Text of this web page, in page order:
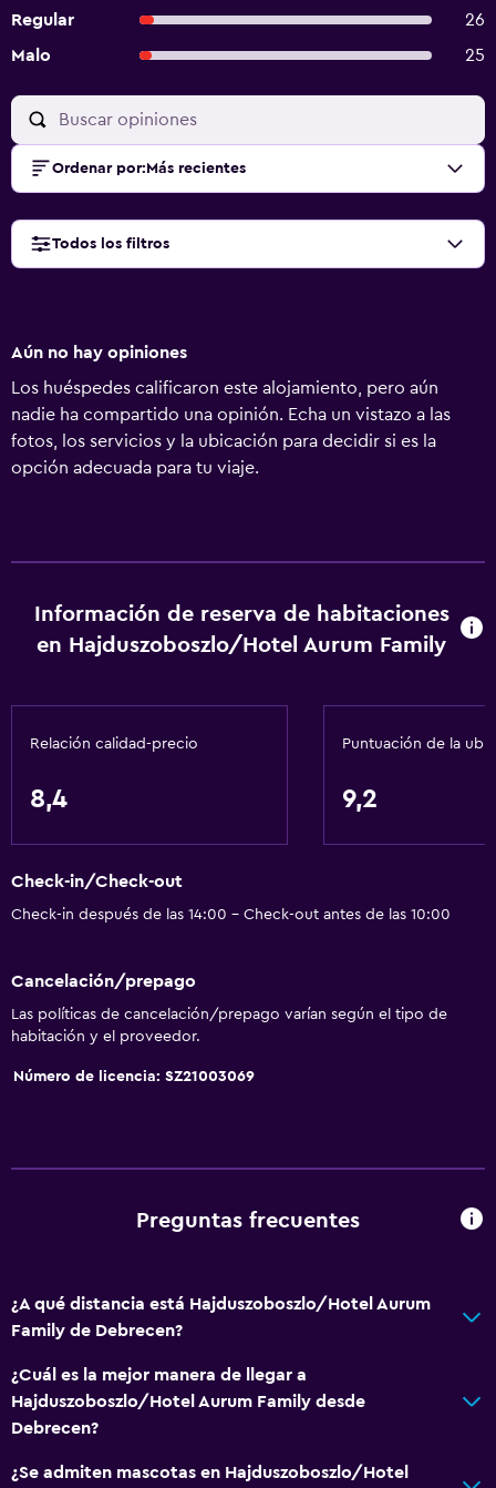
Regular
26
Malo
25
Ordenar por: Más recientes
Todos los filtros
Aún no hay opiniones
Los huéspedes calificaron este alojamiento, pero aún
nadie ha compartido una opinión. Echa un vistazo a las
fotos, los servicios y la ubicación para decidir si es la
opción adecuada para tu viaje.
Información de reserva de habitaciones
en Hajduszoboszlo/Hotel Aurum Family
Relación calidad-precio
8,4
Puntuación de la
9,2
Check-in/Check-out
Check-in después de las 14:00 - Check-out antes de las 10:00
Cancelación/prepago
Las políticas de cancelación/prepago varían según el tipo de
habitación y el proveedor.
Número de licencia: SZ21003069
Preguntas frecuentes
¿A qué distancia está Hajduszoboszlo/Hotel Aurum
Family de Debrecen?
¿Cuál es la mejor manera de llegar a
Hajduszoboszlo/Hotel Aurum Family desde
Debrecen?
¿Se admiten mascotas en Hajduszoboszlo/Hotel